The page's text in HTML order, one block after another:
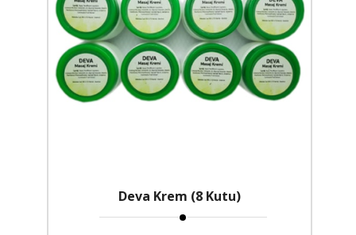
Deva Krem (8 Kutu)